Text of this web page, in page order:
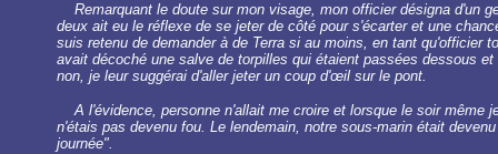
Remarquant le doute sur mon visage, mon officier désigna d'un
deux ait eu le réflexe de se jeter de côté pour s'écarter et une
suis retenu de demander à de Terra si au moins, en tant qu'officier
avait décoché une salve de torpilles qui étaient passées dessous
non, je leur suggérai d'aller jeter un coup d'œil sur le pont.
A l'évidence, personne n'allait me croire et lorsque le soir même
n'étais pas devenu fou. Le lendemain, notre sous-marin était
journée".